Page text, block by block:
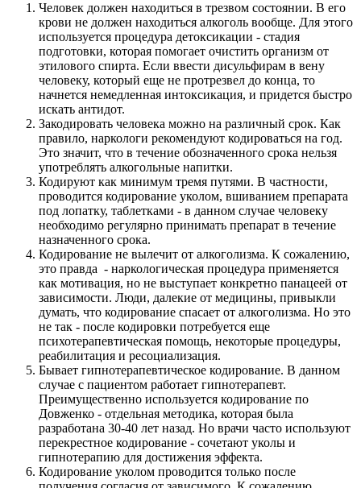
Человек должен находиться в трезвом состоянии. В его
крови не должен находиться алкоголь вообще. Для этого
используется процедура детоксикации - стадия
подготовки, которая помогает очистить организм от
этилового спирта. Если ввести дисульфирам в вену
человеку, который еще не протрезвел до конца, то
начнется немедленная интоксикация, и придется быстро
искать антидот.
Закодировать человека можно на различный срок. Как
правило, наркологи рекомендуют кодироваться на год.
Это значит, что в течение обозначенного срока нельзя
употреблять алкогольные напитки.
Кодируют как минимум тремя путями. В частности,
проводится кодирование уколом, вшиванием препарата
под лопатку, таблетками - в данном случае человеку
необходимо регулярно принимать препарат в течение
назначенного срока.
Кодирование не вылечит от алкоголизма. К сожалению,
это правда - наркологическая процедура применяется
как мотивация, но не выступает конкретно панацеей от
зависимости. Люди, далекие от медицины, привыкли
думать, что кодирование спасает от алкоголизма. Но это
не так - после кодировки потребуется еще
психотерапевтическая помощь, некоторые процедуры,
реабилитация и ресоциализация.
Бывает гипнотерапевтическое кодирование. В данном
случае с пациентом работает гипнотерапевт.
Преимущественно используется кодирование по
Довженко - отдельная методика, которая была
разработана 30-40 лет назад. Но врачи часто используют
перекрестное кодирование - сочетают уколы и
гипнотерапию для достижения эффекта.
Кодирование уколом проводится только после